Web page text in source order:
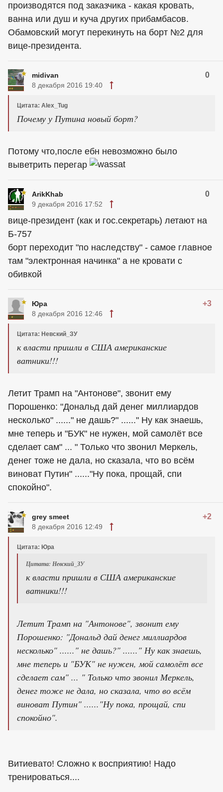
производятся под заказчика - какая кровать,
ванна или душ и куча других прибамбасов.
Обамовский могут перекинуть на борт №2 для
вице-президента.
midivan 0
8 декабря 2016 19:40
Цитата: Alex_Tug
Почему у Путина новый борт?
Потому что,после ебн невозможно было
выветрить перегар
ArikKhab 0
9 декабря 2016 17:52
вице-президент (как и гос.секретарь) летают на
Б-757
борт переходит "по наследству" - самое главное
там "электронная начинка" а не кровати с
обивкой
Юра +3
8 декабря 2016 12:46
Цитата: Невский_ЗУ
к власти пришли в США американские
ватники!!!
Летит Трамп на "Антонове", звонит ему
Порошенко: "Дональд дай денег миллиардов
несколько" ......" не дашь?" ......" Ну как знаешь,
мне теперь и "БУК" не нужен, мой самолёт все
сделает сам" ... " Только что звонил Меркель,
денег тоже не дала, но сказала, что во всём
виноват Путин" ......"Ну пока, прощай, спи
спокойно".
grey smeet +2
8 декабря 2016 12:49
Цитата: Юра
Цитата: Невский_ЗУ
к власти пришли в США американские
ватники!!!
Летит Трамп на "Антонове", звонит ему
Порошенко: "Дональд дай денег миллиардов
несколько" ......" не дашь?" ......" Ну как знаешь,
мне теперь и "БУК" не нужен, мой самолёт все
сделает сам" ... " Только что звонил Меркель,
денег тоже не дала, но сказала, что во всём
виноват Путин" ......"Ну пока, прощай, спи
спокойно".
Витиевато! Сложно к восприятию! Надо
тренироваться....